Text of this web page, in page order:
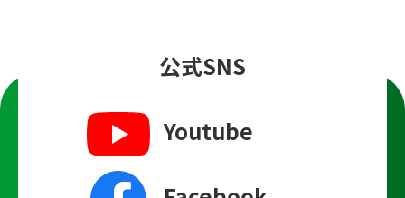
公式SNS
Youtube